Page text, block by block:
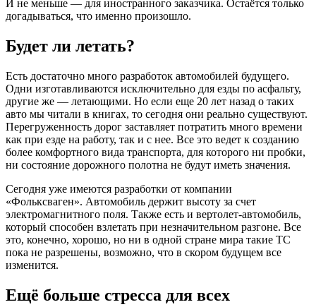
И не меньше — для иностранного заказчика. Остаётся только
догадываться, что именно произошло.
Будет ли летать?
Есть достаточно много разработок автомобилей будущего.
Одни изготавливаются исключительно для езды по асфальту,
другие же — летающими. Но если еще 20 лет назад о таких
авто мы читали в книгах, то сегодня они реально существуют.
Перегруженность дорог заставляет потратить много времени
как при езде на работу, так и с нее. Все это ведет к созданию
более комфортного вида транспорта, для которого ни пробки,
ни состояние дорожного полотна не будут иметь значения.
Сегодня уже имеются разработки от компании
«Фольксваген». Автомобиль держит высоту за счет
электромагнитного поля. Также есть и вертолет-автомобиль,
который способен взлетать при незначительном разгоне. Все
это, конечно, хорошо, но ни в одной стране мира такие ТС
пока не разрешены, возможно, что в скором будущем все
изменится.
Ещё больше стресса для всех